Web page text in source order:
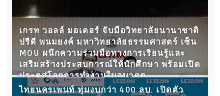
เกรท วอลล์ มอเตอร์ จับมือวิทยาลัยนานาชาติ
ปรีดี พนมยงค์ มหาวิทยาลัยธรรมศาสตร์ เซ็น
MOU ผนึกความร่วมมือทางการเรียนรู้และ
เสริมสร้างประสบการณ์ให้นักศึกษา พร้อมเปิด
ประตูสู่โลกการทำงานในอนาคต
ไทยนครเพนท์ ทุ่มงบกว่า 400 ลบ. เปิดตัว